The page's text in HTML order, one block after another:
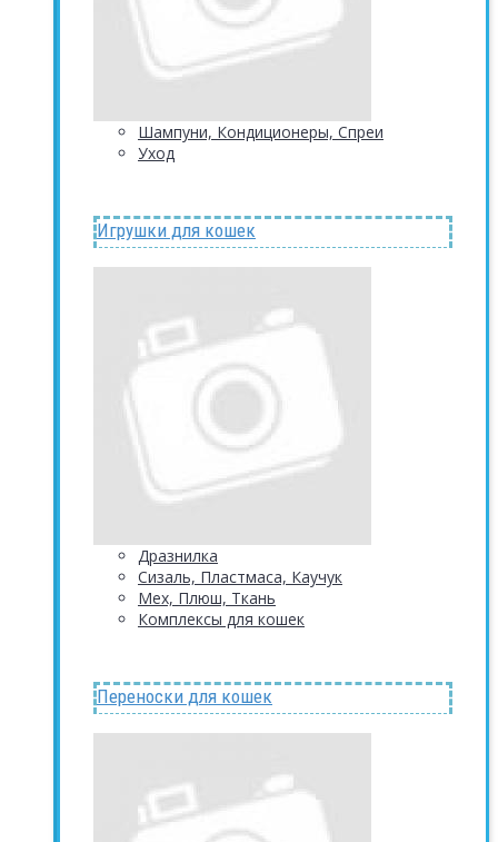
Шампуни, Кондиционеры, Спреи
Уход
Игрушки для кошек
Дразнилка
Сизаль, Пластмаса, Каучук
Мех, Плюш, Ткань
Комплексы для кошек
Переноски для кошек